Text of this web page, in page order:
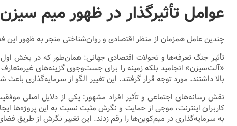
عوامل تأثیرگذار در ظهور میم سیزن
چندین عامل همزمان از منظر اقتصادی و روان‌شناختی منجر به ظهور
تأثیر جنگ تعرفه‌ها و تحولات اقتصادی جهانی: همان‌طور که در بخش
«آلت‌سیزن» انجامید بلکه زمینه را برای جست‌وجوی گزینه‌های
بالا داشتند، مورد توجه قرار گرفتند. این تغییر الگو از سرمایه‌گذاری
نقش رسانه‌های اجتماعی و تأثیر افراد مشهور: یکی از دلایل اصلی
کاربران اینترنت، موجی از حمایت و نگرش مثبت نسبت به این پروژه‌ها
به سرمایه‌گذاری در میم‌کوین‌ها را رقم زدند. این تغییر نگرش از طریق